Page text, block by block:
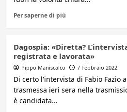
Per saperne di più
Dagospia: «Diretta?
registrata e lavorata»
Pippo Maniscalco 7 Febbraio 2022
Di certo l'intervista di Fabio Fazio
trasmessa ieri sera nella
è candidata...